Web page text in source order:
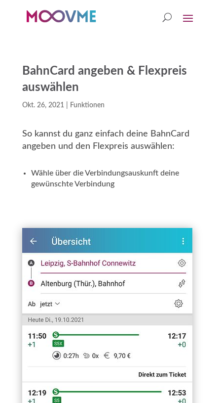
BahnCard angeben & Flexpreis
auswählen
Okt. 26, 2021 Funktionen
So kannst du ganz einfach deine BahnCard
angeben und den Flexpreis auswählen:
Wähle über die Verbindungsauskunft deine
gewünschte Verbindung